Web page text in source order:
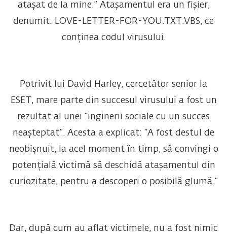
atașat de la mine.” Atașamentul era un fișier,
denumit: LOVE-LETTER-FOR-YOU.TXT.VBS, ce
conținea codul virusului.
Potrivit lui David Harley, cercetător senior la
ESET, mare parte din succesul virusului a fost un
rezultat al unei “inginerii sociale cu un succes
neașteptat”. Acesta a explicat: “A fost destul de
neobișnuit, la acel moment în timp, să convingi o
potențială victimă să deschidă atașamentul din
curiozitate, pentru a descoperi o posibilă glumă.”
Dar, după cum au aflat victimele, nu a fost nimic